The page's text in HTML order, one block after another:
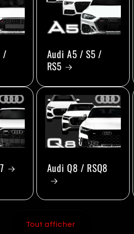
/
Audi A5 / S5 /
RS5
Audi Q8 / RSQ8
Tout afficher